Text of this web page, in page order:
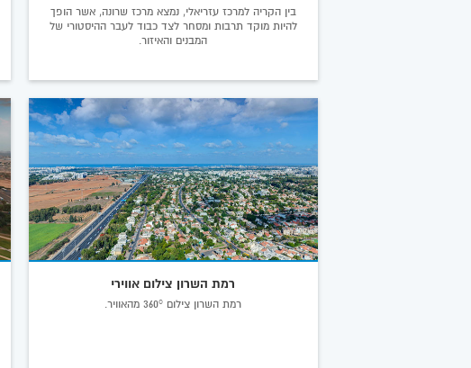
בין הקריה למרכז עזריאלי, נמצא מרכז שרונה, אשר הופך
להיות מוקד תרבות ומסחר לצד כבוד לעבר ההיסטורי של
המבנים והאיזור.
רמת השרון צילום אווירי
רמת השרון צילום 360° מהאוויר.